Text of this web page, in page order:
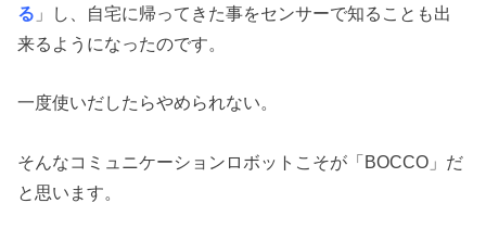
る 」し、自宅に帰ってきた事をセンサーで知ることも出
来るようになったのです。
一度使いだしたらやめられない。
そんなコミュニケーションロボットこそが「BOCCO」だ
と思います。